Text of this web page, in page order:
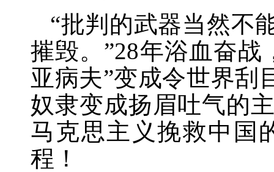
“批判的武器当然不
摧毁。”28年浴血奋
亚病夫”变成令世界刮
奴隶变成扬眉吐气的
马克思主义挽救中国
程！